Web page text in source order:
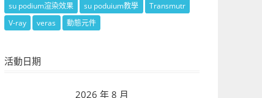
su podium渲染效果
su poduium教學
Transmutr
V-ray
veras 動態元件
活動日期
2026 年 8 月